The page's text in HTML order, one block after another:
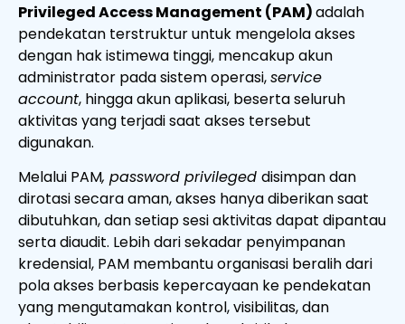
Privileged Access Management (PAM)adalah
pendekatan terstruktur untuk mengelola akses
dengan hak istimewa tinggi, mencakup akun
administrator pada sistem operasi,service
account, hingga akun aplikasi, beserta seluruh
aktivitas yang terjadi saat akses tersebut
digunakan.
Melalui PAM, password privileged disimpan dan
dirotasi secara aman, akses hanya diberikan saat
dibutuhkan, dan setiap sesi aktivitas dapat dipantau
serta diaudit. Lebih dari sekadar penyimpanan
kredensial, PAM membantu organisasi beralih dari
pola akses berbasis kepercayaan ke pendekatan
yang mengutamakan kontrol, visibilitas, dan